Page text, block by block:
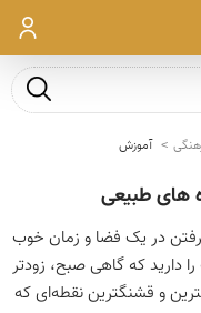
ورود
جست و
آموزش
های طبیعی
در یک فضا و زمان خوب
دارید که گاهی صبح، زودتر
و قشنگترین نقطه‌ای که